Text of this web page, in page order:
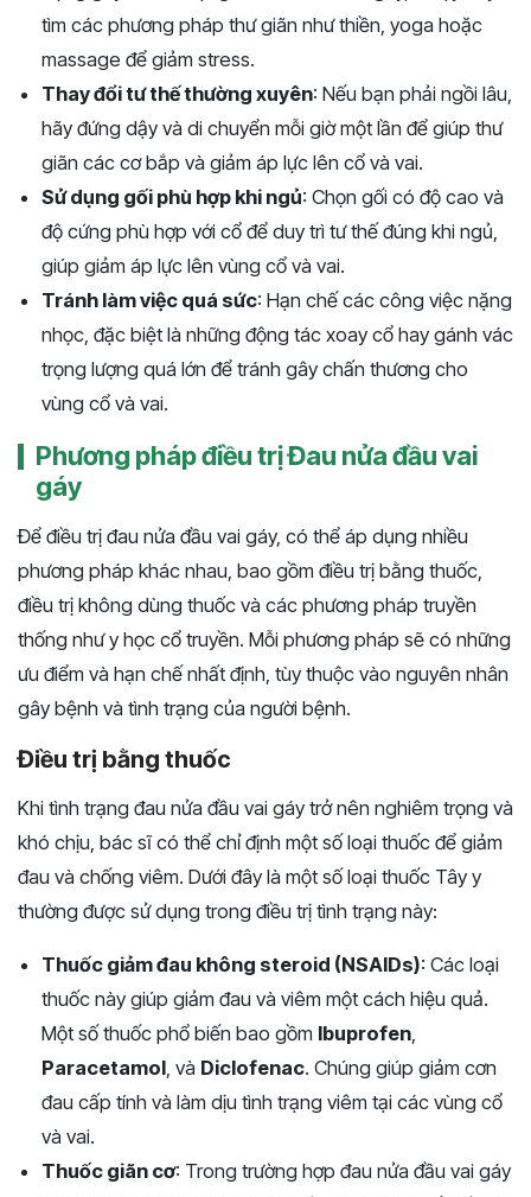
tìm các phương pháp thư giãn như thiền, yoga hoặc
massage để giảm stress.
Thay đổi tư thế thường xuyên: Nếu bạn phải ngồi lâu,
hãy đứng dậy và di chuyển mỗi giờ một lần để giúp thư
giãn các cơ bắp và giảm áp lực lên cổ và vai.
Sử dụng gối phù hợp khi ngủ: Chọn gối có độ cao và
độ cứng phù hợp với cổ để duy trì tư thế đúng khi ngủ,
giúp giảm áp lực lên vùng cổ và vai.
Tránh làm việc quá sức: Hạn chế các công việc nặng
nhọc, đặc biệt là những động tác xoay cổ hay gánh vác
trọng lượng quá lớn để tránh gây chấn thương cho
vùng cổ và vai.
Phương pháp điều trị Đau nửa đầu vai
gáy
Để điều trị đau nửa đầu vai gáy, có thể áp dụng nhiều
phương pháp khác nhau, bao gồm điều trị bằng thuốc,
điều trị không dùng thuốc và các phương pháp truyền
thống như y học cổ truyền. Mỗi phương pháp sẽ có những
ưu điểm và hạn chế nhất định, tùy thuộc vào nguyên nhân
gây bệnh và tình trạng của người bệnh.
Điều trị bằng thuốc
Khi tình trạng đau nửa đầu vai gáy trở nên nghiêm trọng và
khó chịu, bác sĩ có thể chỉ định một số loại thuốc để giảm
đau và chống viêm. Dưới đây là một số loại thuốc Tây y
thường được sử dụng trong điều trị tình trạng này:
Thuốc giảm đau không steroid (NSAIDs): Các loại
thuốc này giúp giảm đau và viêm một cách hiệu quả.
Một số thuốc phổ biến bao gồm Ibuprofen,
Paracetamol, và Diclofenac. Chúng giúp giảm cơn
đau cấp tính và làm dịu tình trạng viêm tại các vùng cổ
và vai.
Thuốc giãn cơ: Trong trường hợp đau nửa đầu vai gáy